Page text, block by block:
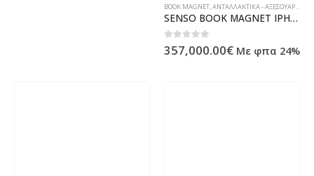
BOOK MAGNET,ΑΝΤΑΛΛΑΚΤΙΚΆ - ΑΞΕΣΟΥΆΡ ΥΠΟΛΟΓΙΣΤΏΝ - ΗΛΕΚΤΡΟΝΙΚΆ
SENSO BOOK MAGNET IPHONE 11 PRO (5.8) gold
0out of 5
357,000.00€ Με φπα 24%